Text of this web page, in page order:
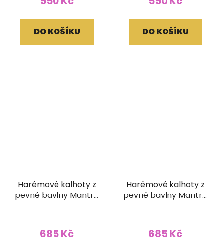
DO KOŠÍKU
je
5,0
DO KOŠÍKU
Harémové kalhoty z
pevné bavlny Mantra
685 Kč
Harémové kalhoty z
pevné bavlny Mantra
685 Kč